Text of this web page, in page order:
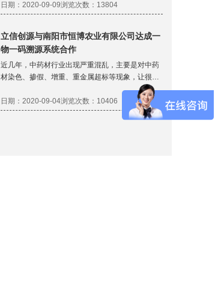
的同时，给到更多附属服务，能让品牌在运营方面
更加的简单；同时立信创源作为行业内的专业服务
务，实现双方双赢局面。
日期：2020-09-09浏览次数：13804
立信创源与南阳市恒博农业有限公司达成一
物一码溯源系统合作
近几年，中药材行业出现严重混乱，主要是对中药
材染色、掺假、增重、重金属超标等现象，让很多
企业甚至消费者在购买药材的时候都不敢买，出现
中药材不信任的情况，于是很多中药材企业希望能
通过移动互联网来给中药材做追溯标识标签
日期：2020-09-04浏览次数：10406